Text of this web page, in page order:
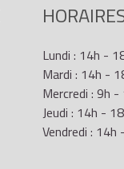
Lundi : 14h -
Mardi : 14h -
Mercredi : 9h -
Jeudi : 14h -
Vendredi : 14h